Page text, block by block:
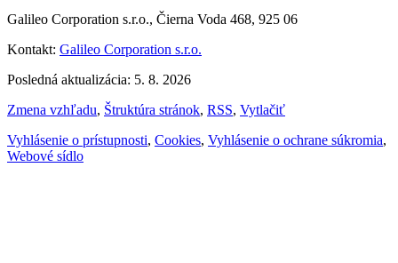
Galileo Corporation s.r.o., Čierna Voda 468, 925 06
Kontakt: Galileo Corporation s.r.o.
Posledná aktualizácia: 5. 8. 2026
Zmena vzhľadu, Štruktúra stránok, RSS, Vytlačiť
Vyhlásenie o prístupnosti, Cookies, Vyhlásenie o ochrane súkromia,
Webové sídlo